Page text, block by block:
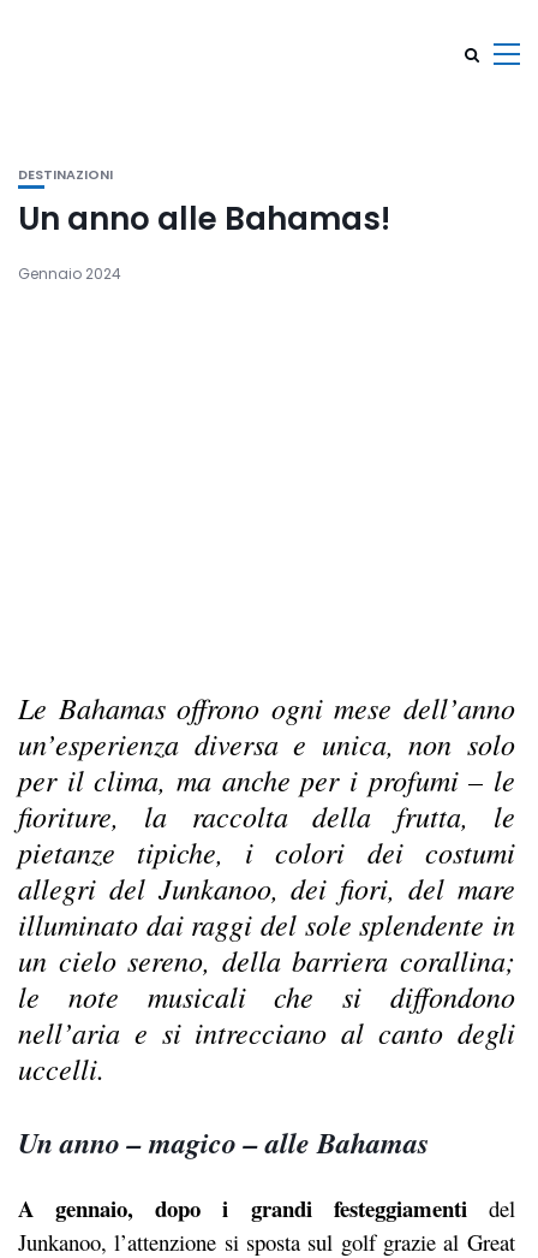
DESTINAZIONI
Un anno alle Bahamas!
Gennaio 2024
Le Bahamas offrono ogni mese dell’anno
un’esperienza diversa e unica, non solo
per il clima, ma anche per i profumi – le
fioriture, la raccolta della frutta, le
pietanze tipiche, i colori dei costumi
allegri del Junkanoo, dei fiori, del mare
illuminato dai raggi del sole splendente in
un cielo sereno, della barriera corallina;
le note musicali che si diffondono
nell’aria e si intrecciano al canto degli
uccelli.
Un anno – magico – alle Bahamas
A gennaio, dopo i grandi festeggiamenti del
Junkanoo, l’attenzione si sposta sul golf grazie al Great